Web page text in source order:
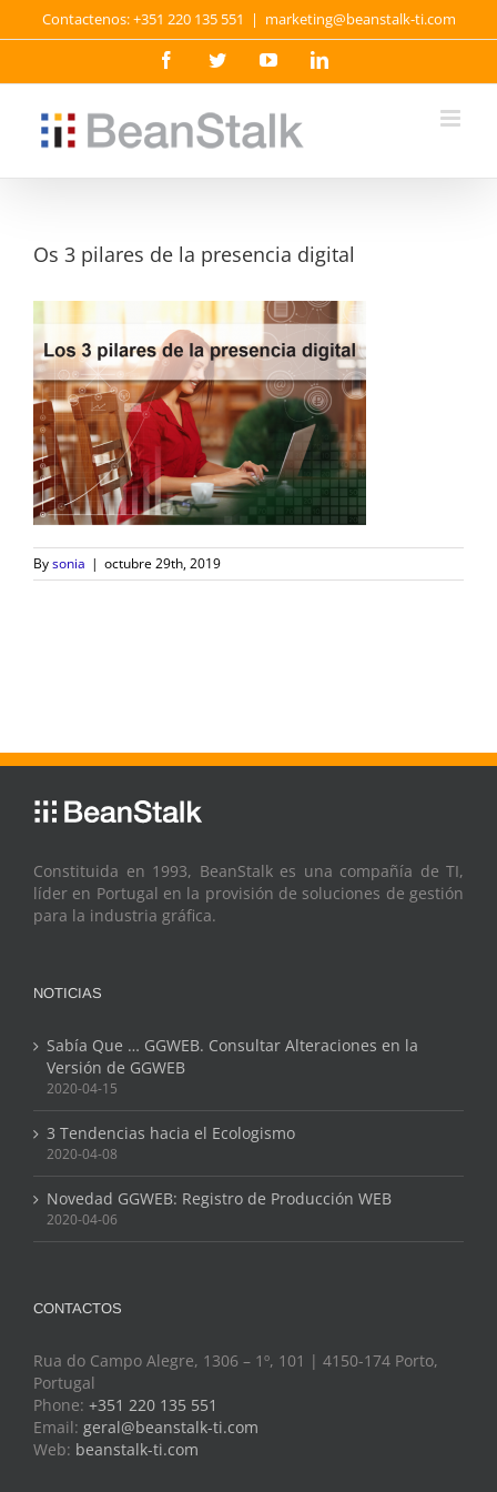
Contactenos: +351 220 135 551 | marketing@beanstalk-ti.com
FacebookTwitterYouTubeLinkedIn
Os 3 pilares de la presencia digital
Bysonia | octubre 29th, 2019
Constituida en 1993, BeanStalk es una compañía de TI,
líder en Portugal en la provisión de soluciones de gestión
para la industria gráfica.
NOTICIAS
Sabía Que … GGWEB. Consultar Alteraciones en la
Versión de GGWEB
2020-04-15
3 Tendencias hacia el Ecologismo
2020-04-08
Novedad GGWEB: Registro de Producción WEB
2020-04-06
CONTACTOS
Rua do Campo Alegre, 1306 – 1º, 101 | 4150-174 Porto,
Portugal
Phone: +351 220 135 551
Email: geral@beanstalk-ti.com
Web: beanstalk-ti.com